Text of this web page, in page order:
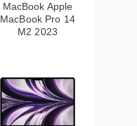
MacBook Apple
MacBook Pro 14
M2 2023